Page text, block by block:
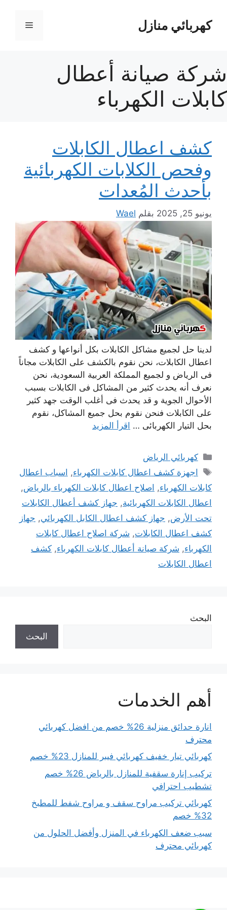
المحتوىكهربائي منازل القائمة
شركة صيانة أعطال
كابلات الكهرباء
كشف اعطال الكابلات
وفحص الكلابات الكهربائية
بأحدث المُعدات
يونيو 25, 2025 بقلم Wael
لدينا حل لجميع مشاكل الكابلات بكل أنواعها و كشف
اعطال الكابلات، نحن نقوم بالكشف على الكابلات مجاناً
فى الرياض و لجميع المملكة العربية السعودية، نحن
نعرف أنه يحدث كثير من المشاكل فى الكابلات بسبب
الأحوال الجوية و قد يحدث فى أغلب الوقت جهد كثير
على الكابلات فنحن نقوم بحل جميع المشاكل، نقوم
بحل التيار الكهربائى … اقرأ المزيد
التصنيفات
كهربائي الرياض
الوسوم
اجهزة كشف اعطال كابلات الكهرباء, اسباب اعطال
كابلات الكهرباء, اصلاح اعطال كابلات الكهرباء بالرياض,
اعطال الكابلات الكهربائية, جهاز كشف أعطال الكابلات
تحت الأرض, جهاز كشف اعطال الكابل الكهربائي, جهاز
كشف اعطال الكابلات, شركة اصلاح اعطال كابلات
الكهرباء, شركة صيانة أعطال كابلات الكهرباء, كشف
اعطال الكابلات
البحث
البحث
أهم الخدمات
انارة حدائق منزلية 26% خصم من افضل كهربائي
محترف
كهربائي تيار خفيف كهربائي فيبر للمنازل 23% خصم
تركيب إنارة سقفية للمنازل بالرياض 26% خصم
تشطيب احترافي
كهربائي تركيب مراوح سقف و مراوح شفط للمطبخ
32% خصم
سبب ضعف الكهرباء في المنزل وأفضل الحلول من
كهربائي محترف